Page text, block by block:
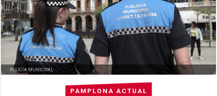
PAMPLONA ACTUAL
POLICÍA MUNICIPAL